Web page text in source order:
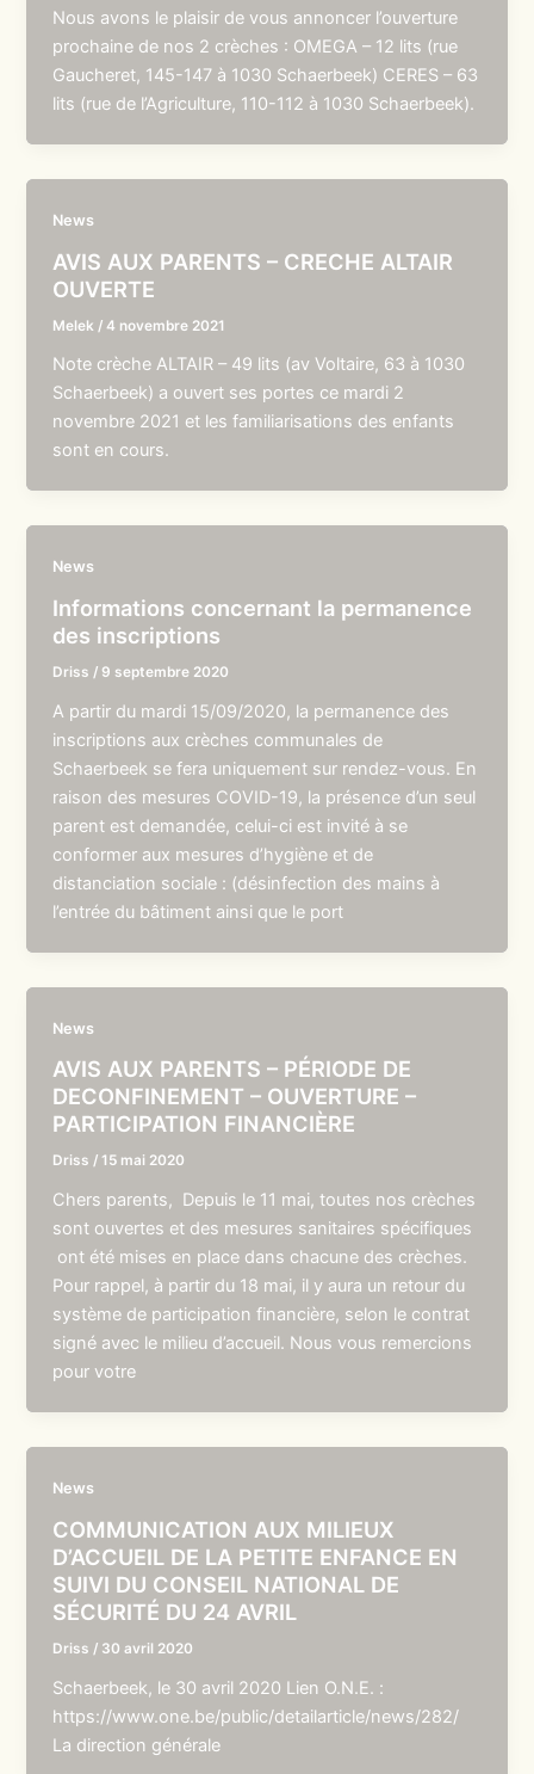
Nous avons le plaisir de vous annoncer l’ouverture
prochaine de nos 2 crèches : OMEGA – 12 lits (rue
Gaucheret, 145-147 à 1030 Schaerbeek) CERES – 63
lits (rue de l’Agriculture, 110-112 à 1030 Schaerbeek).
News
AVIS AUX PARENTS – CRECHE ALTAIR
OUVERTE
Melek /4 novembre 2021
Note crèche ALTAIR – 49 lits (av Voltaire, 63 à 1030
Schaerbeek) a ouvert ses portes ce mardi 2
novembre 2021 et les familiarisations des enfants
sont en cours.
News
Informations concernant la permanence
des inscriptions
Driss / 9 septembre 2020
A partir du mardi 15/09/2020, la permanence des
inscriptions aux crèches communales de
Schaerbeek se fera uniquement sur rendez-vous. En
raison des mesures COVID-19, la présence d’un seul
parent est demandée, celui-ci est invité à se
conformer aux mesures d’hygiène et de
distanciation sociale : (désinfection des mains à
l’entrée du bâtiment ainsi que le port
News
AVIS AUX PARENTS – PÉRIODE DE
DECONFINEMENT – OUVERTURE –
PARTICIPATION FINANCIÈRE
Driss /15 mai 2020
Chers parents, Depuis le 11 mai, toutes nos crèches
sont ouvertes et des mesures sanitaires spécifiques
ont été mises en place dans chacune des crèches.
Pour rappel, à partir du 18 mai, il y aura un retour du
système de participation financière, selon le contrat
signé avec le milieu d’accueil. Nous vous remercions
pour votre
News
COMMUNICATION AUX MILIEUX
D’ACCUEIL DE LA PETITE ENFANCE EN
SUIVI DU CONSEIL NATIONAL DE
SÉCURITÉ DU 24 AVRIL
Driss / 30 avril 2020
Schaerbeek, le 30 avril 2020 Lien O.N.E. :
https://www.one.be/public/detailarticle/news/282/
La direction générale